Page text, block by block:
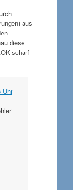
aus
diese
scharf
Uhr